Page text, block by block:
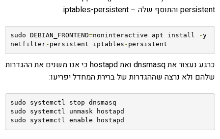
persistent והתוסף שלה – iptables-persistent.
sudo DEBIAN_FRONTEND=noninteractive apt install -y
netfilter- persistent iptables - persistent
כרגע נעצור את dnsmasq ואת hostapd כי אנו משנים את ההגדרות
שלהם ולא נרצה שההגדרות של ברירת המחדל יפריעו:
sudo systemctl stop dnsmasq
sudo systemctl unmask hostapd
sudo systemctl enable hostapd